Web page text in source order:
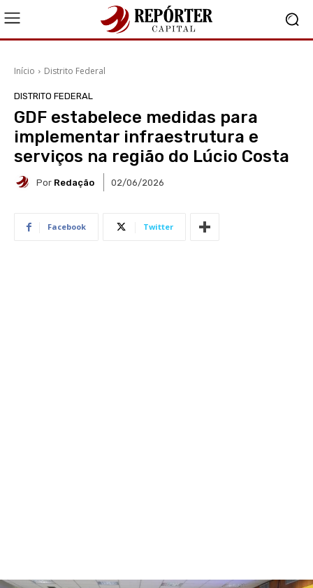
Início Distrito Federal
DISTRITO FEDERAL
GDF estabelece medidas para
implementar infraestrutura e
serviços na região do Lúcio Costa
Por Redação 02/06/2026
Facebook Twitter